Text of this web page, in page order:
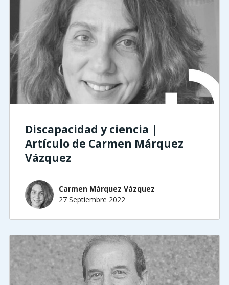
Discapacidad y ciencia |
Artículo de Carmen Márquez
Vázquez
Carmen Márquez Vázquez
27 Septiembre 2022